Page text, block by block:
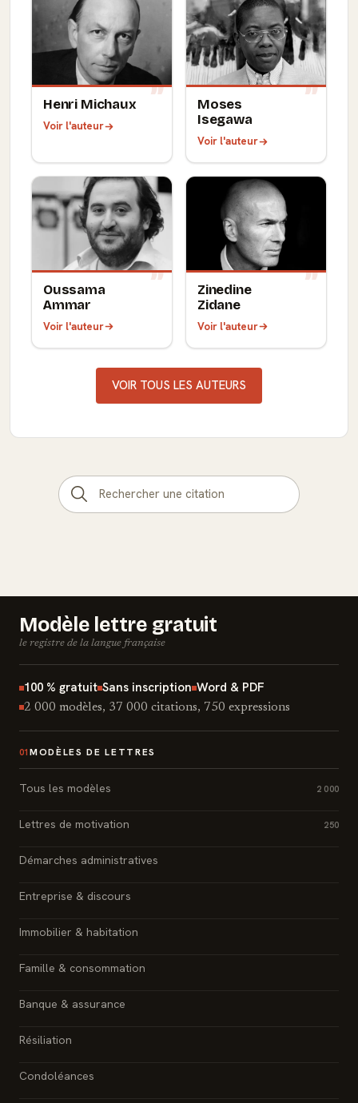
Henri Michaux
Voir l'auteur
Moses
Isegawa
Voir l'auteur
Oussama
Ammar
Voir l'auteur
Zinedine
Zidane
Voir l'auteur
VOIR TOUS LES AUTEURS
Modèle lettre gratuit
le registre de la langue française
100 % gratuit Sans inscription Word & PDF
2 000 modèles, 37 000 citations, 750 expressions
01 MODÈLES DE LETTRES
Tous les modèles 2 000
Lettres de motivation 250
Démarches administratives
Entreprise & discours
Immobilier & habitation
Famille & consommation
Banque & assurance
Résiliation
Condoléances